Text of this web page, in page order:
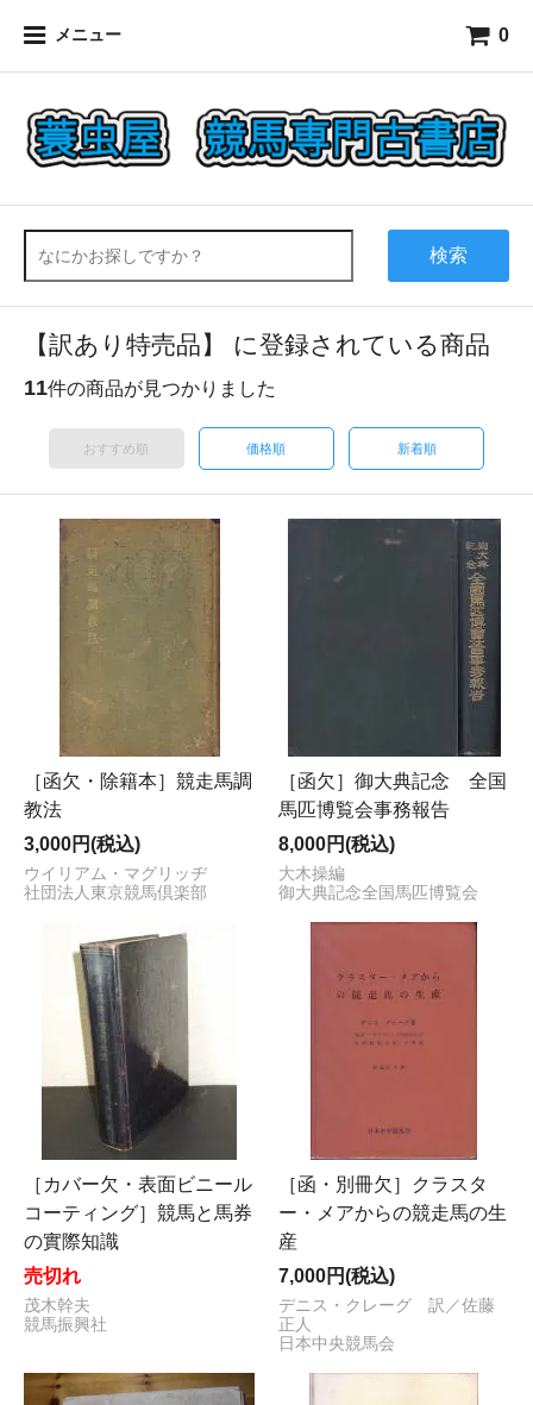
メニュー 0
検索
【訳あり特売品】 に登録されている商品
11件の商品が見つかりました
おすすめ順 価格順 新着順
［函欠・除籍本］競走馬調
教法
3,000円(税込)
ウイリアム・マグリッヂ
社団法人東京競馬倶楽部
［函欠］御大典記念 全国
馬匹博覧会事務報告
8,000円(税込)
大木操編
御大典記念全国馬匹博覧会
［カバー欠・表面ビニール
コーティング］競馬と馬券
の實際知識
売切れ
茂木幹夫
競馬振興社
［函・別冊欠］クラスタ
ー・メアからの競走馬の生
産
7,000円(税込)
デニス・クレーグ 訳／佐藤
正人
日本中央競馬会